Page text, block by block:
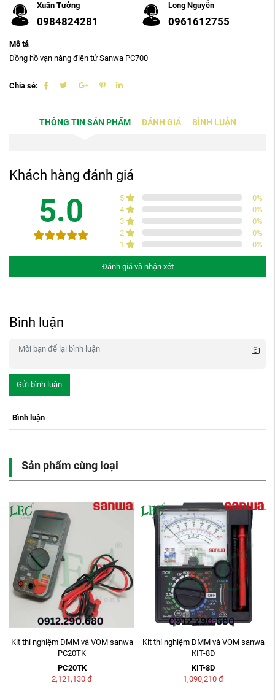
Xuân Tưởng
0984824281
Long Nguyễn
0961612755
Mô tả
Đồng hồ vạn năng điện tử Sanwa PC700
Chia sẻ:
THÔNG TIN SẢN PHẨM ĐÁNH GIÁ BÌNH LUẬN
Khách hàng đánh giá
5.0 5 0%
4
0%
3
0%
2
0%
1
0%
Đánh giá và nhận xét
Bình luận
Gửi bình luận
Bình luận
Sản phẩm cùng loại
VOM sanwa
Kit thí nghiệm DMM và VOM sanwa
Máy đo tốc độ vòng